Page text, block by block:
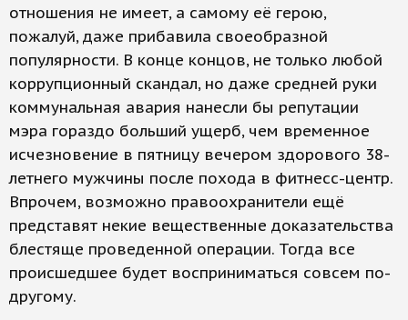
отношения не имеет, а самому её герою,
пожалуй, даже прибавила своеобразной
популярности. В конце концов, не только любой
коррупционный скандал, но даже средней руки
коммунальная авария нанесли бы репутации
мэра гораздо больший ущерб, чем временное
исчезновение в пятницу вечером здорового 38-
летнего мужчины после похода в фитнесс-центр.
Впрочем, возможно правоохранители ещё
представят некие вещественные доказательства
блестяще проведенной операции. Тогда все
происшедшее будет восприниматься совсем по-
другому.